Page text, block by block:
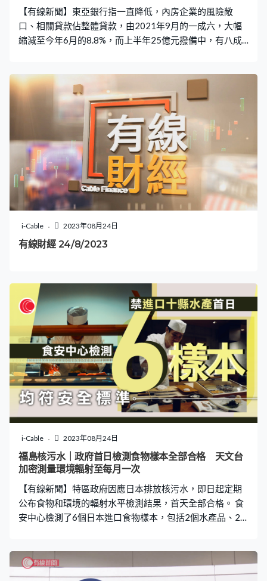
【有線新聞】東亞銀行指一直降低，內房企業的風險敞
口、相關貸款佔整體貸款，由2021年9月的一成六，大幅
縮減至今年6月的8.8%，而上半年25億元撥備中，有八成
斌：「你說是否完全所有內房都不做，我相信亦不是，因
我們亦看見一些國企大型內房，都仍然好穩定，銷售樓盤
情況亦可以，整體上我們會壓縮及控制敞口，但我不會說
一刀切一定不做。」 東亞半年多賺七成六，有逾26億元，
受惠利率上升，淨利息收入升近三成八，淨息差擴闊至超
過2厘，中期息每股3毫6，較去年多1.2倍。 東亞銀行聯席
行政總裁李民橋：「香港及集團的淨息差有明顯改善，亦
帶動有逾20億元淨利息收入的增長，未來我們會盡力保持
這淨息差，因為息口主要從去年下半年底才上升，所以我
們覺得(今年)全年淨利息收入，增幅會是理想的。 東亞又
指對本港樓市仍然樂觀，相信地產商減價賣樓能刺激交
投，會繼續積極拓展按揭業務，將可帶動其他非利息收
i-Cable 2023年08月24日
有線財經 24/8/2023
i-Cable 2023年08月24日
福島核污水｜政府首日檢測食物樣本全部合格 天文台
加密測量環境輻射至每月一次
【有線新聞】特區政府因應日本排放核污水，即日起定期
公布食物和環境的輻射水平檢測結果，首天全部合格。 食
安中心檢測了6個日本進口食物樣本，包括2個水產品、2
合格。天文台亦加強測量本港海水的環境輻射水平，由原
先的每季一次增至每月一次，至今沒有異常。